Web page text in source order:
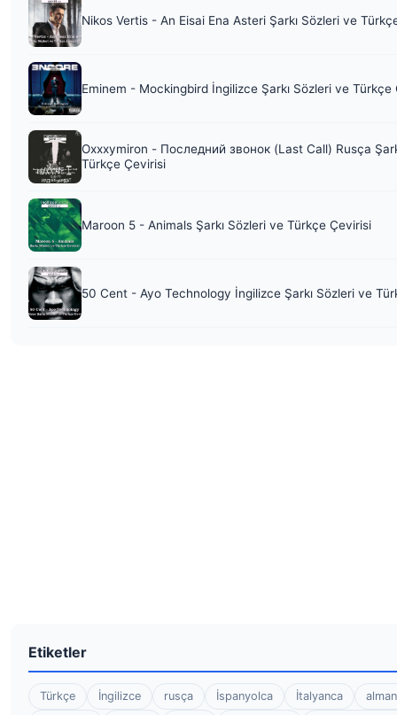
Nikos Vertis - An Eisai Ena Asteri Şarkı Sözleri ve
Eminem - Mockingbird İngilizce Şarkı Sözleri ve Türkçe
Oxxxymiron - Последний звонок (Last Call) Rusça
Türkçe Çevirisi
Maroon 5 - Animals Şarkı Sözleri ve Türkçe Çevirisi
50 Cent - Ayo Technology İngilizce Şarkı Sözleri ve
Etiketler
Türkçe İngilizce rusça İspanyolca İtalyanca